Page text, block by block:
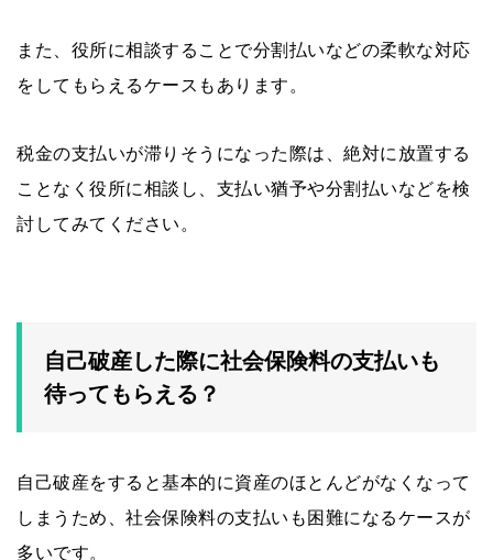
また、役所に相談することで分割払いなどの柔軟な対応
をしてもらえるケースもあります。
税金の支払いが滞りそうになった際は、絶対に放置する
ことなく役所に相談し、支払い猶予や分割払いなどを検
討してみてください。
自己破産した際に社会保険料の支払いも
待ってもらえる？
自己破産をすると基本的に資産のほとんどがなくなって
しまうため、社会保険料の支払いも困難になるケースが
多いです。